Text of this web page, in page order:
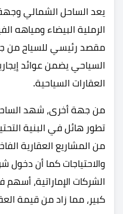
يعد الساحل الشمالي
الرملية البيضاء ومياهه
مقصد رئيسي للسياح من
السياحي يضمن عوائد
العقارات السياحية.
من جهة أخرى، شهد
تطور هائل في البنية
من المشاريع العقارية
والاحتياجات كما أن دخول
الشركات الإماراتية،
كبير، مما زاد من قيمة